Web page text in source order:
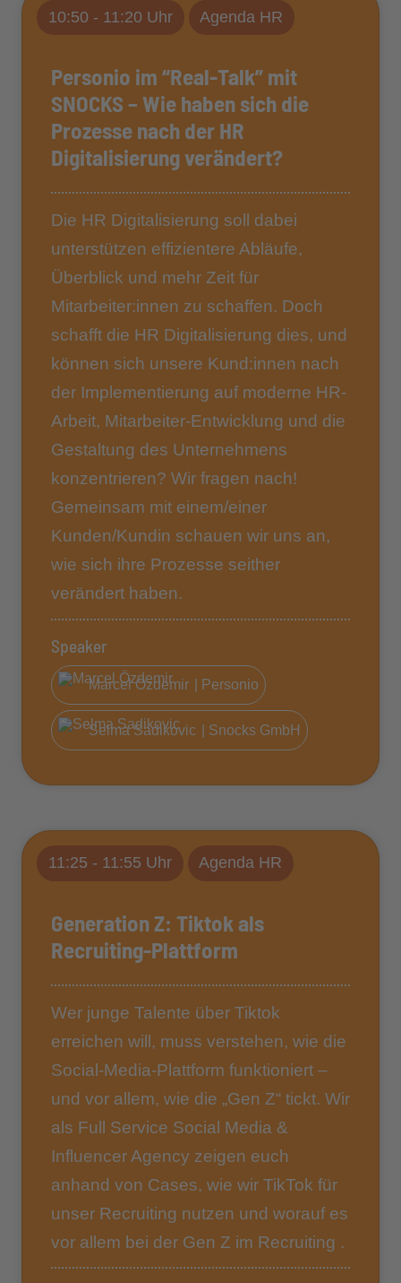
10:50 - 11:20 Uhr Agenda HR
Personio im “Real-Talk” mit
SNOCKS – Wie haben sich die
Prozesse nach der HR
Digitalisierung verändert?
Die HR Digitalisierung soll dabei
unterstützen effizientere Abläufe,
Überblick und mehr Zeit für
Mitarbeiter:innen zu schaffen. Doch
schafft die HR Digitalisierung dies, und
können sich unsere Kund:innen nach
der Implementierung auf moderne HR-
Arbeit, Mitarbeiter-Entwicklung und die
Gestaltung des Unternehmens
konzentrieren? Wir fragen nach!
Gemeinsam mit einem/einer
Kunden/Kundin schauen wir uns an,
wie sich ihre Prozesse seither
verändert haben.
Speaker
Marcel Özdemir | Personio
Selma Sadikovic | Snocks GmbH
11:25 - 11:55 Uhr Agenda HR
Generation Z: Tiktok als
Recruiting-Plattform
Wer junge Talente über Tiktok
erreichen will, muss verstehen, wie die
Social-Media-Plattform funktioniert –
und vor allem, wie die „Gen Z“ tickt. Wir
als Full Service Social Media &
Influencer Agency zeigen euch
anhand von Cases, wie wir TikTok für
unser Recruiting nutzen und worauf es
vor allem bei der Gen Z im Recruiting .